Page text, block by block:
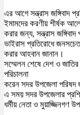
এর আগে সন্ত্রাস জঙ্গিবাদ
ইমামদের করণীয় শীর্ষক
করার জন্য, সন্ত্রাস
ভাইরাস প্রতিরোধে
করার আহবান জানান।
সম্মেলন শেষে দেশ ও
পরিচালনা
করেন সদর উপজেলা পরিষদ
এ সময় সদর উপজেলার
ধর্মীয় নেতা ও মুয়াজ্জিনগণ